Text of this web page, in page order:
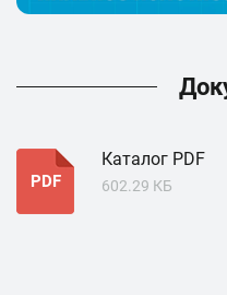
PDF
Каталог PDF
602.29 КБ